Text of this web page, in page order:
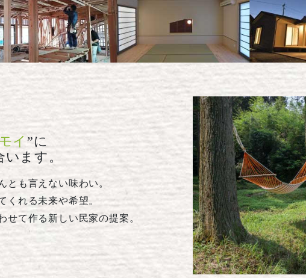
イ”に
ます。
とも言えない味わい。
くれる未来や希望。
せて作る新しい民家の提案。